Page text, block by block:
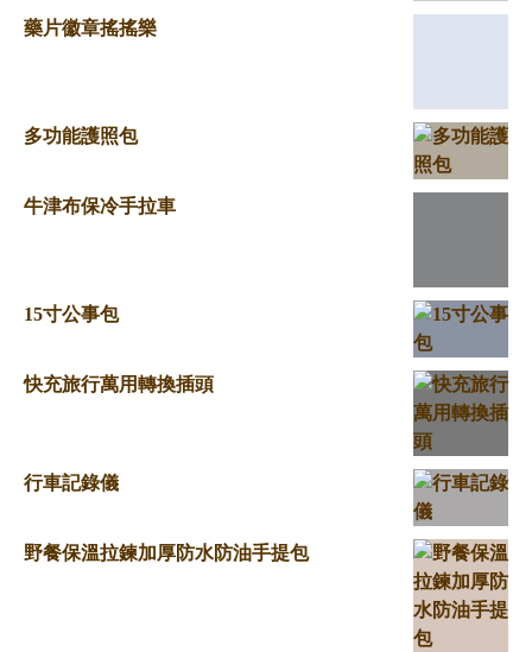
藥片徽章搖搖樂
多功能護照包
牛津布保冷手拉車
15寸公事包
快充旅行萬用轉換插頭
行車記錄儀
野餐保溫拉鍊加厚防水防油手提包